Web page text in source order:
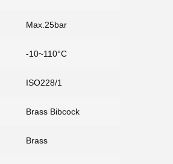
Max.25bar
-10~110°C
ISO228/1
Brass Bibcock
Brass